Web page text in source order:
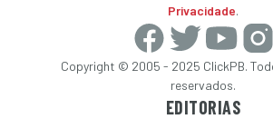
Privacidade.
Copyright © 2005 - 2025 ClickPB.
reservados.
EDITORIAS